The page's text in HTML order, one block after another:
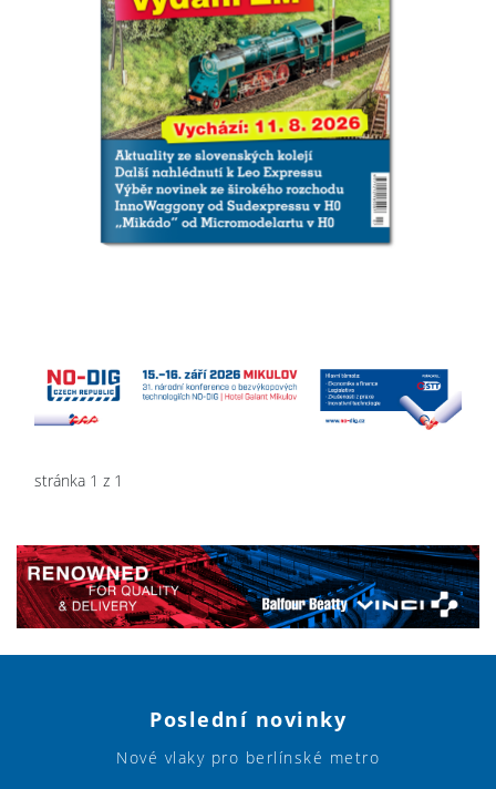
stránka 1 z 1
Poslední novinky
Nové vlaky pro berlínské metro